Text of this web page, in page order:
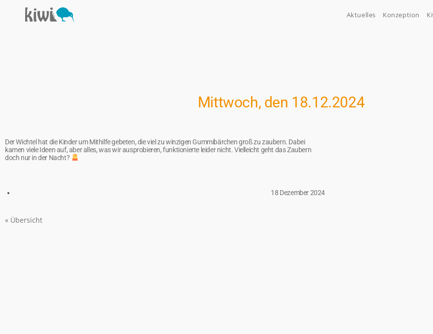
Aktuelles Konzeption
Mittwoch, den 18.12.2024
Der Wichtel hat die Kinder um Mithilfe gebeten, die viel zu winzigen Gummibärchen groß zu zaubern. Dabei
kamen viele Ideen auf, aber alles, was wir ausprobieren, funktionierte leider nicht. Vielleicht geht das Zaubern
doch nur in der Nacht?
18 Dezember 2024
« Übersicht